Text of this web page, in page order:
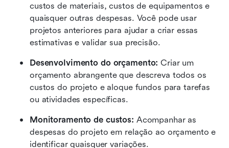
custos de materiais, custos de equipamentos e
quaisquer outras despesas. Você pode usar
projetos anteriores para ajudar a criar essas
estimativas e validar sua precisão.
Desenvolvimento do orçamento: Criar um
orçamento abrangente que descreva todos os
custos do projeto e aloque fundos para tarefas
ou atividades específicas.
Monitoramento de custos: Acompanhar as
despesas do projeto em relação ao orçamento e
identificar quaisquer variações.